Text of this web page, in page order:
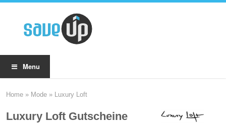
Menu
Home » Mode » Luxury Loft
Luxury Loft Gutscheine